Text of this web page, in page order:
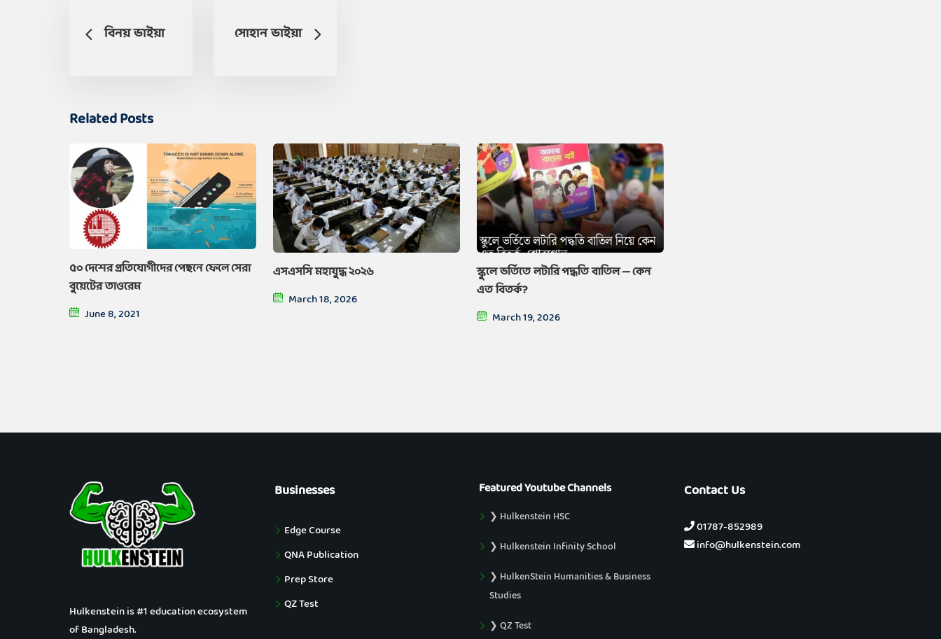
বিনয় ভাইয়া সোহান ভাইয়া
Related Posts
৫০ দেশের প্রতিযোগীদের পেছনে ফেলে সেরা
বুয়েটের তাওরেম
June 8, 2021
এসএসসি মহাযুদ্ধ ২০২৬
March 18, 2026
স্কুলে ভর্তিতে লটারি পদ্ধতি বাতিল — কেন
এত বিতর্ক?
March 19, 2026
Hulkenstein is #1 education ecosystem
of Bangladesh.
Businesses
Edge Course
QNA Publication
Prep Store
QZ Test
Featured Youtube Channels
❯ Hulkenstein HSC
❯ Hulkenstein Infinity School
❯ HulkenStein Humanities & Business
Studies
❯ QZ Test
Contact Us
01787-852989
info@hulkenstein.com